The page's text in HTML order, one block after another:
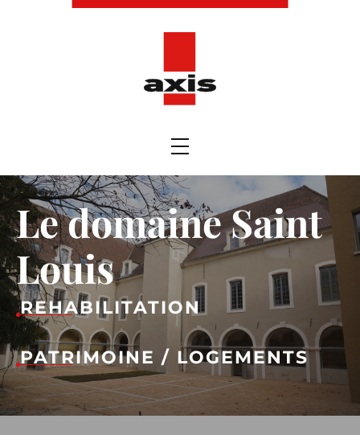
Le domaine Saint
Louis
REHABILITATION
PATRIMOINE / LOGEMENTS